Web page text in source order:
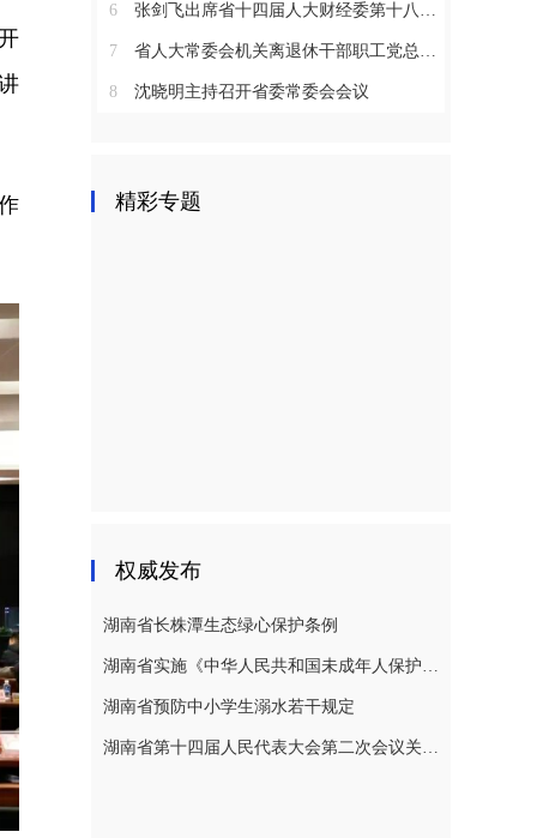
6 张剑飞出席省十四届人大财经委第十八次全体会议
7 省人大常委会机关离退休干部职工党总支召开2025年度总结表彰大会
8 沈晓明主持召开省委常委会会议
精彩专题
权威发布
湖南省长株潭生态绿心保护条例
湖南省实施《中华人民共和国未成年人保护法》若干规定
湖南省预防中小学生溺水若干规定
湖南省第十四届人民代表大会第二次会议关于湖南省人民代表大会常务委员会工作报告的决议